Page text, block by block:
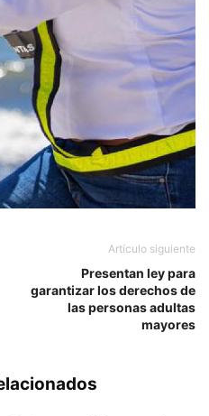
Artículo siguiente
Presentan ley para
garantizar los derechos de
las personas adultas
mayores